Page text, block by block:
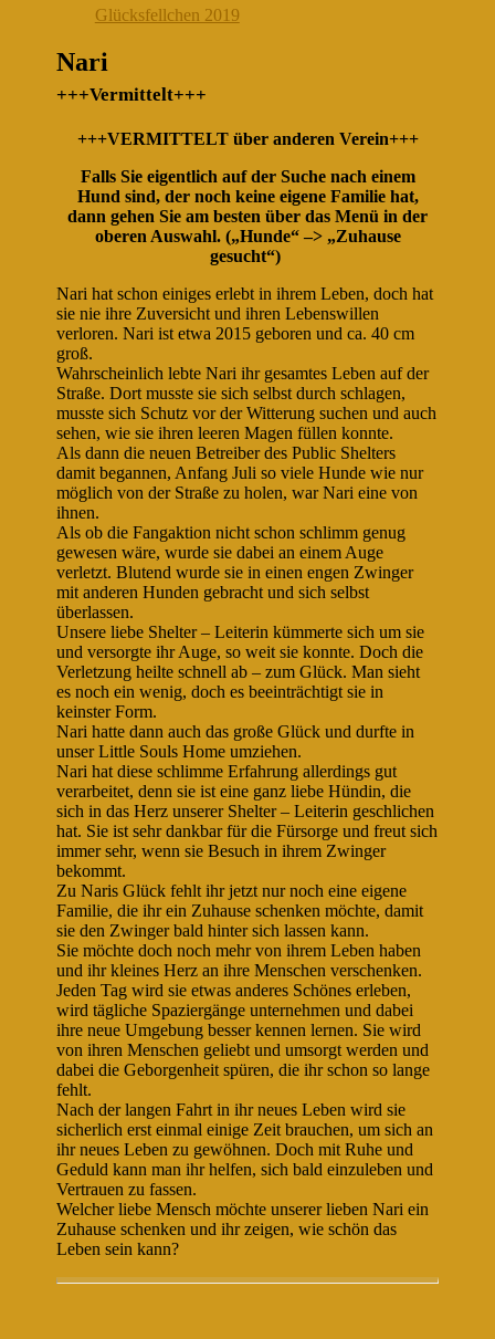
Glücksfellchen 2019
Nari
+++Vermittelt+++
+++VERMITTELT über anderen Verein+++
Falls Sie eigentlich auf der Suche nach einem
Hund sind, der noch keine eigene Familie hat,
dann gehen Sie am besten über das Menü in der
oberen Auswahl. („Hunde“ –> „Zuhause
gesucht“)
Nari hat schon einiges erlebt in ihrem Leben, doch hat
sie nie ihre Zuversicht und ihren Lebenswillen
verloren. Nari ist etwa 2015 geboren und ca. 40 cm
groß.
Wahrscheinlich lebte Nari ihr gesamtes Leben auf der
Straße. Dort musste sie sich selbst durch schlagen,
musste sich Schutz vor der Witterung suchen und auch
sehen, wie sie ihren leeren Magen füllen konnte.
Als dann die neuen Betreiber des Public Shelters
damit begannen, Anfang Juli so viele Hunde wie nur
möglich von der Straße zu holen, war Nari eine von
ihnen.
Als ob die Fangaktion nicht schon schlimm genug
gewesen wäre, wurde sie dabei an einem Auge
verletzt. Blutend wurde sie in einen engen Zwinger
mit anderen Hunden gebracht und sich selbst
überlassen.
Unsere liebe Shelter – Leiterin kümmerte sich um sie
und versorgte ihr Auge, so weit sie konnte. Doch die
Verletzung heilte schnell ab – zum Glück. Man sieht
es noch ein wenig, doch es beeinträchtigt sie in
keinster Form.
Nari hatte dann auch das große Glück und durfte in
unser Little Souls Home umziehen.
Nari hat diese schlimme Erfahrung allerdings gut
verarbeitet, denn sie ist eine ganz liebe Hündin, die
sich in das Herz unserer Shelter – Leiterin geschlichen
hat. Sie ist sehr dankbar für die Fürsorge und freut sich
immer sehr, wenn sie Besuch in ihrem Zwinger
bekommt.
Zu Naris Glück fehlt ihr jetzt nur noch eine eigene
Familie, die ihr ein Zuhause schenken möchte, damit
sie den Zwinger bald hinter sich lassen kann.
Sie möchte doch noch mehr von ihrem Leben haben
und ihr kleines Herz an ihre Menschen verschenken.
Jeden Tag wird sie etwas anderes Schönes erleben,
wird tägliche Spaziergänge unternehmen und dabei
ihre neue Umgebung besser kennen lernen. Sie wird
von ihren Menschen geliebt und umsorgt werden und
dabei die Geborgenheit spüren, die ihr schon so lange
fehlt.
Nach der langen Fahrt in ihr neues Leben wird sie
sicherlich erst einmal einige Zeit brauchen, um sich an
ihr neues Leben zu gewöhnen. Doch mit Ruhe und
Geduld kann man ihr helfen, sich bald einzuleben und
Vertrauen zu fassen.
Welcher liebe Mensch möchte unserer lieben Nari ein
Zuhause schenken und ihr zeigen, wie schön das
Leben sein kann?